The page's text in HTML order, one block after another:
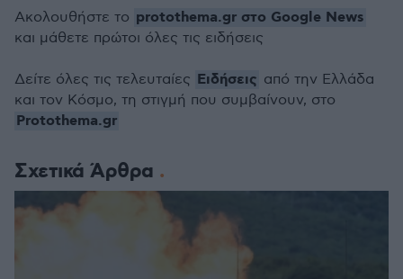
Σχετικά Άρθρα
Ακολουθήστε το protothema.gr στο Google News
και μάθετε πρώτοι όλες τις ειδήσεις
Δείτε όλες τις τελευταίες Ειδήσεις από την Ελλάδα
και τον Κόσμο, τη στιγμή που συμβαίνουν, στο
Protothema.gr